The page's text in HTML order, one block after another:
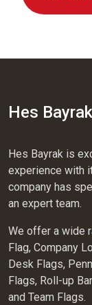
Hes Bayrak
Hes Bayrak is
experience with
company has
an expert team.
We offer a wide
Flag, Company
Desk Flags,
Flags, Roll-up
and Team Flags.